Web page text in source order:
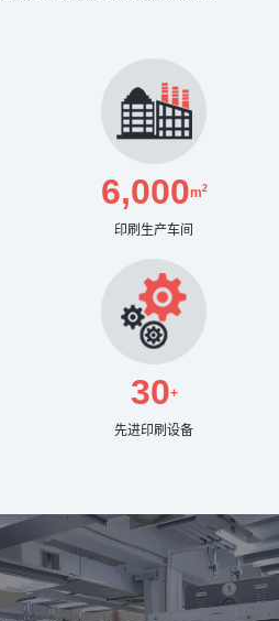
6,000m2
印刷生产车间
30+
先进印刷设备